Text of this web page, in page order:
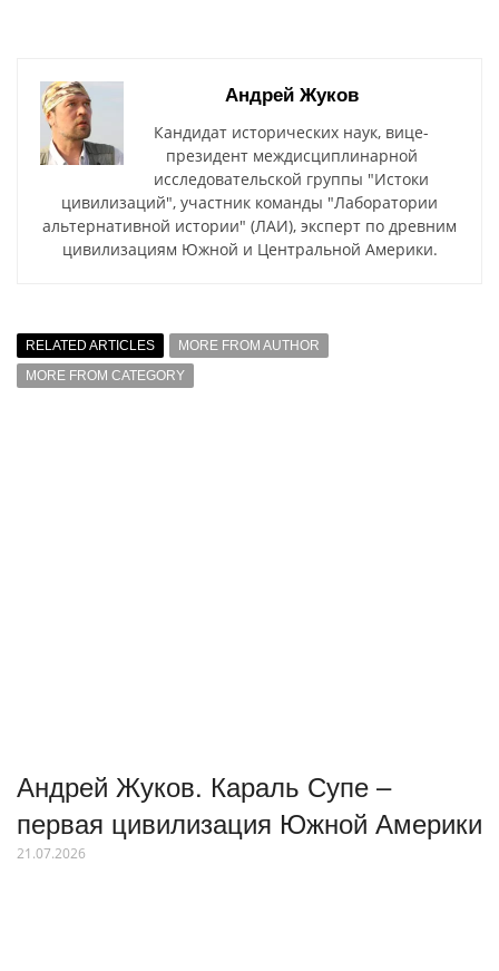
Андрей Жуков
Кандидат исторических наук, вице-
президент междисциплинарной
исследовательской группы "Истоки
цивилизаций", участник команды "Лаборатории
альтернативной истории" (ЛАИ), эксперт по древним
цивилизациям Южной и Центральной Америки.
RELATED ARTICLES
MORE FROM AUTHOR
MORE FROM CATEGORY
Андрей Жуков. Караль Супе –
первая цивилизация Южной Америки
21.07.2026